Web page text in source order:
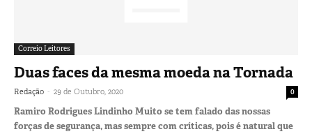
Correio Leitores
Duas faces da mesma moeda na Tornada
Redação - 29 de Outubro, 2020 0
Ramiro Rodrigues Lindinho Muito se tem falado das nossas
forças de segurança, mas sempre com críticas, pois é natural que